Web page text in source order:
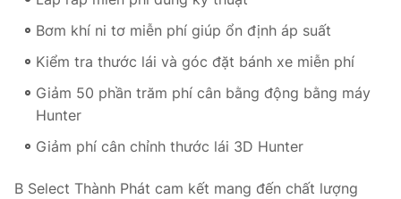
Bơm khí ni tơ miễn phí giúp ổn định áp suất
Kiểm tra thước lái và góc đặt bánh xe miễn phí
Giảm 50 phần trăm phí cân bằng động bằng máy
Hunter
Giảm phí cân chỉnh thước lái 3D Hunter
B Select Thành Phát cam kết mang đến chất lượng